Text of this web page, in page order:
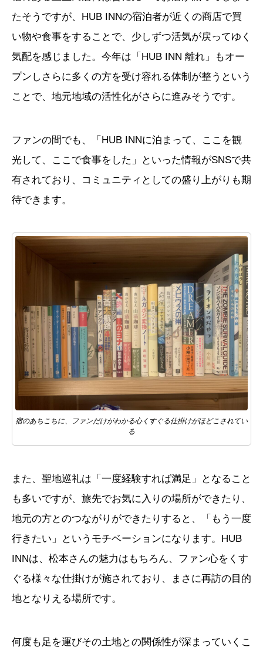
たそうですが、HUB INNの宿泊者が近くの商店で買
い物や食事をすることで、少しずつ活気が戻ってゆく
気配を感じました。今年は「HUB INN 離れ」もオー
プンしさらに多くの方を受け容れる体制が整うという
ことで、地元地域の活性化がさらに進みそうです。
ファンの間でも、「HUB INNに泊まって、ここを観
光して、ここで食事をした」といった情報がSNSで共
有されており、コミュニティとしての盛り上がりも期
待できます。
宿のあちこちに、ファンだけがわかる心くすぐる仕掛けがほどこされてい
る
また、聖地巡礼は「一度経験すれば満足」となること
も多いですが、旅先でお気に入りの場所ができたり、
地元の方とのつながりができたりすると、「もう一度
行きたい」というモチベーションになります。HUB
INNは、松本さんの魅力はもちろん、ファン心をくす
ぐる様々な仕掛けが施されており、まさに再訪の目的
地となりえる場所です。
何度も足を運びその土地との関係性が深まっていくこ